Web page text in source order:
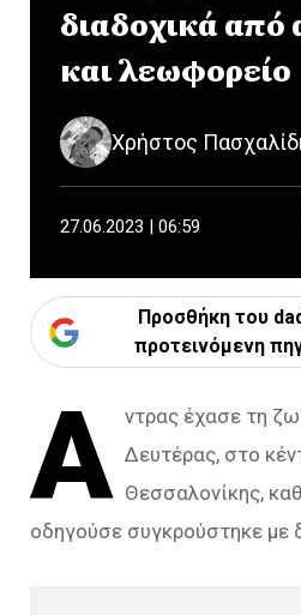
διαδοχικά από
και λεωφορείο
Χρήστος
27.06.2023 | 06:59
Προσθήκη του
προτεινόμενη
Α ντρας έχασε τη
Δευτέρας, στο
Θεσσαλονίκης,
οδηγούσε συγκρούστηκε με